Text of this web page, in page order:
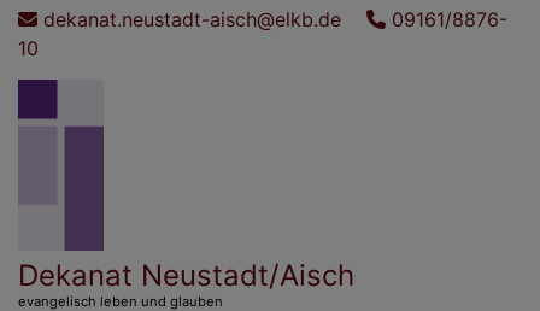
Direkt
zum
dekanat.neustadt-aisch@elkb.de
09161/8876-
10
Dekanat Neustadt/Aisch
evangelisch leben und glauben